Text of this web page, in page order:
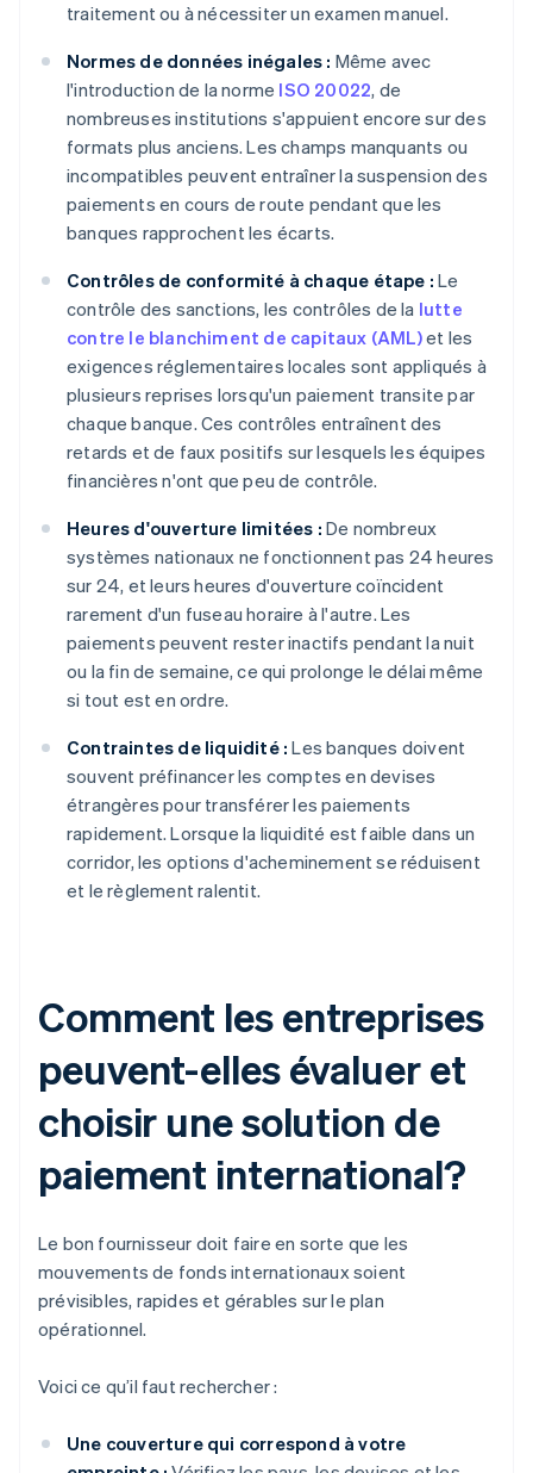
traitement ou à nécessiter un examen manuel.
Normes de données inégales : Même avec
l'introduction de la norme ISO 20022, de
nombreuses institutions s'appuient encore sur des
formats plus anciens. Les champs manquants ou
incompatibles peuvent entraîner la suspension des
paiements en cours de route pendant que les
banques rapprochent les écarts.
Contrôles de conformité à chaque étape : Le
contrôle des sanctions, les contrôles de la lutte
contre le blanchiment de capitaux (AML)et les
exigences réglementaires locales sont appliqués à
plusieurs reprises lorsqu'un paiement transite par
chaque banque. Ces contrôles entraînent des
retards et de faux positifs sur lesquels les équipes
financières n'ont que peu de contrôle.
Heures d'ouverture limitées : De nombreux
systèmes nationaux ne fonctionnent pas 24 heures
sur 24, et leurs heures d'ouverture coïncident
rarement d'un fuseau horaire à l'autre. Les
paiements peuvent rester inactifs pendant la nuit
ou la fin de semaine, ce qui prolonge le délai même
si tout est en ordre.
Contraintes de liquidité : Les banques doivent
souvent préfinancer les comptes en devises
étrangères pour transférer les paiements
rapidement. Lorsque la liquidité est faible dans un
corridor, les options d'acheminement se réduisent
et le règlement ralentit.
Comment les entreprises
peuvent-elles évaluer et
choisir une solution de
paiement international?
Le bon fournisseur doit faire en sorte que les
mouvements de fonds internationaux soient
prévisibles, rapides et gérables sur le plan
opérationnel.
Voici ce qu’il faut rechercher :
Une couverture qui correspond à votre